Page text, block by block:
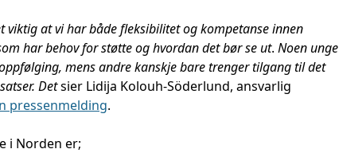
viktig at vi har både fleksibilitet og kompetanse innen
har behov for støtte og hvordan det bør se ut. Noen unge
mens andre kanskje bare trenger tilgang til det
Detsier Lidija Kolouh-Söderlund, ansvarlig
pressenmelding.
i Norden er;